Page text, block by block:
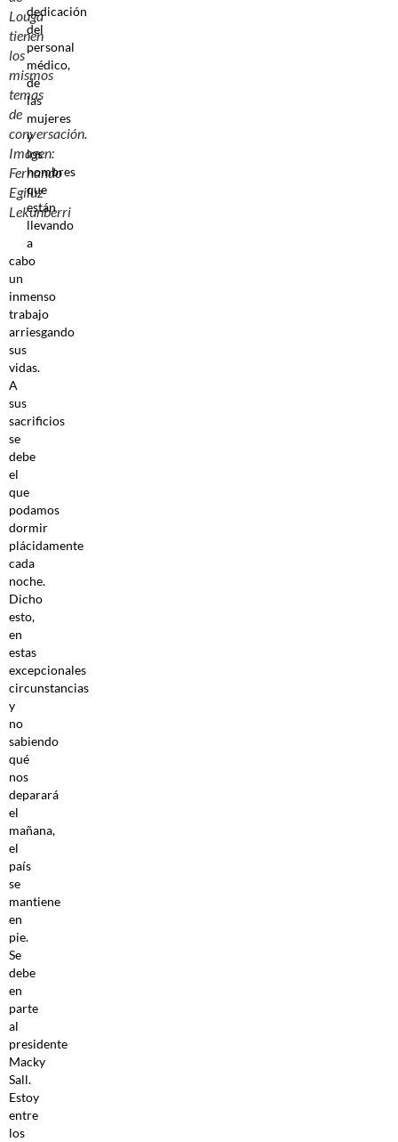
Louga
tienen
los
mismos
temas
de
conversación.
Imagen:
Fernando
Egiluz
Lekunberri
dedicación
del
personal
médico,
de
las
mujeres
y
los
hombres
que
están
llevando
a
cabo
un
inmenso
trabajo
arriesgando
sus
vidas.
A
sus
sacrificios
se
debe
el
que
podamos
dormir
plácidamente
cada
noche.
Dicho
esto,
en
estas
excepcionales
circunstancias
y
no
sabiendo
qué
nos
deparará
el
mañana,
el
país
se
mantiene
en
pie.
Se
debe
en
parte
al
presidente
Macky
Sall.
Estoy
entre
los